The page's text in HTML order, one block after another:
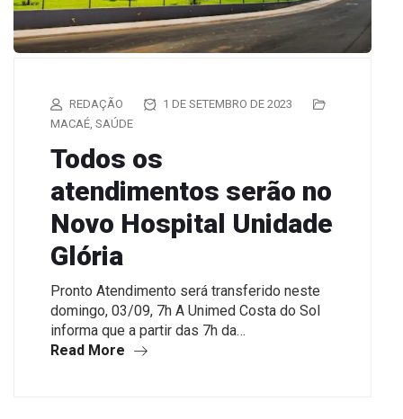
REDAÇÃO
1 DE SETEMBRO DE 2023
MACAÉ, SAÚDE
Todos os
atendimentos serão no
Novo Hospital Unidade
Glória
Pronto Atendimento será transferido neste
domingo, 03/09, 7h A Unimed Costa do Sol
informa que a partir das 7h da…
Read More